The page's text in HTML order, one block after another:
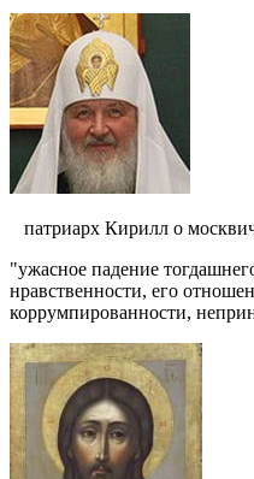
патриарх Кирилл о
"ужасное падение
нравственности, его
коррумпированности,